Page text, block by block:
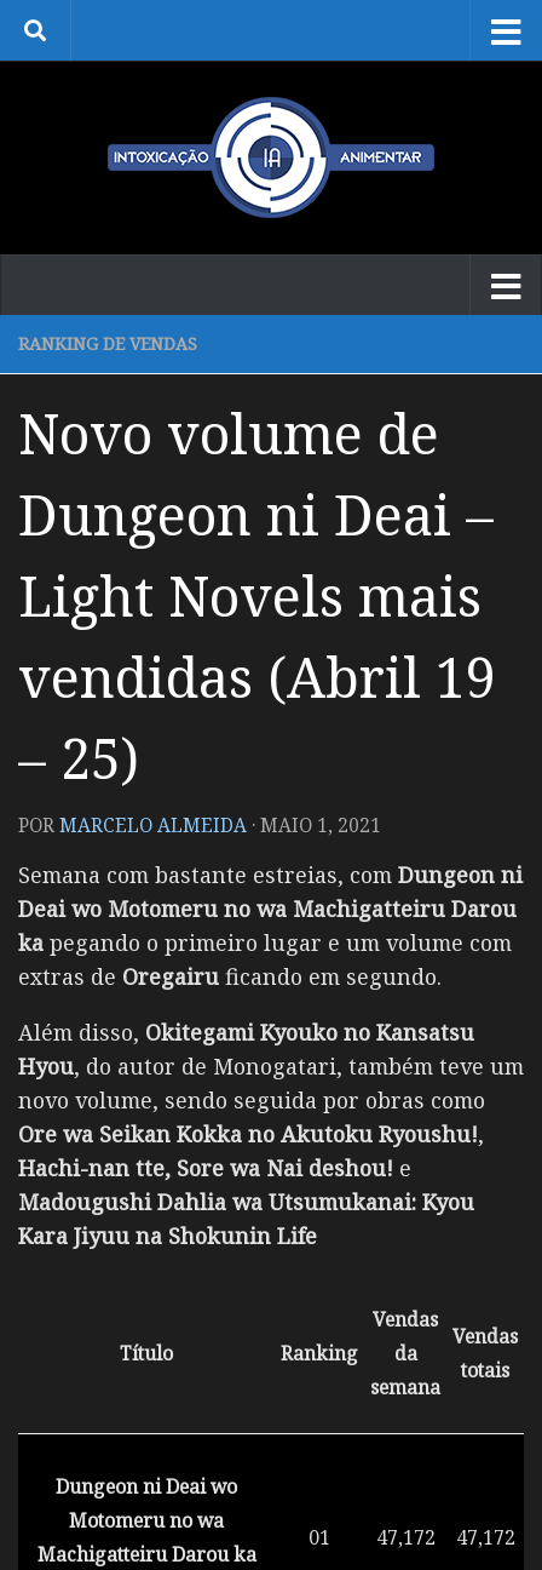
Skip to content
RANKING DE VENDAS
Novo volume de
Dungeon ni Deai –
Light Novels mais
vendidas (Abril 19
– 25)
PORMARCELO ALMEIDA ·MAIO 1, 2021
Semana com bastante estreias, com Dungeon ni
Deai wo Motomeru no wa Machigatteiru Darou
ka pegando o primeiro lugar e um volume com
extras de Oregairu ficando em segundo.
Além disso, Okitegami Kyouko no Kansatsu
Hyou, do autor de Monogatari, também teve um
novo volume, sendo seguida por obras como
Ore wa Seikan Kokka no Akutoku Ryoushu!,
Hachi-nan tte, Sore wa Nai deshou! e
Madougushi Dahlia wa Utsumukanai: Kyou
Kara Jiyuu na Shokunin Life
Título Ranking
Vendas
da
semana
Vendas
totais
Dungeon ni Deai wo
Motomeru no wa
Machigatteiru Darou ka
01 47,172 47,172